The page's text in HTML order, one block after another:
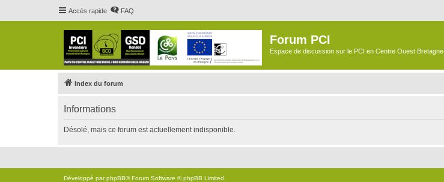
Accès rapide FAQ
Forum PCI
Espace de discussion sur le PCI en Centre Ouest Bretagne
Index du forum
Informations
Désolé, mais ce forum est actuellement indisponible.
Développé parphpBB® Forum Software © phpBB Limited